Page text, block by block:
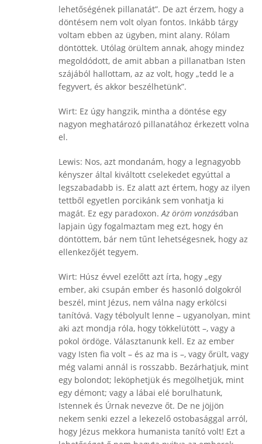
lehetőségének pillanatát”. De azt érzem, hogy a
döntésem nem volt olyan fontos. Inkább tárgy
voltam ebben az ügyben, mint alany. Rólam
döntöttek. Utólag örültem annak, ahogy mindez
megoldódott, de amit abban a pillanatban Isten
szájából hallottam, az az volt, hogy „tedd le a
fegyvert, és akkor beszélhetünk”.
Wirt: Ez úgy hangzik, mintha a döntése egy
nagyon meghatározó pillanatához érkezett volna
el.
Lewis: Nos, azt mondanám, hogy a legnagyobb
kényszer által kiváltott cselekedet egyúttal a
legszabadabb is. Ez alatt azt értem, hogy az ilyen
tettből egyetlen porcikánk sem vonhatja ki
magát. Ez egy paradoxon. Az öröm vonzásában
lapjain úgy fogalmaztam meg ezt, hogy én
döntöttem, bár nem tűnt lehetségesnek, hogy az
ellenkezőjét tegyem.
Wirt: Húsz évvel ezelőtt azt írta, hogy „egy
ember, aki csupán ember és hasonló dolgokról
beszél, mint Jézus, nem válna nagy erkölcsi
tanítóvá. Vagy tébolyult lenne – ugyanolyan, mint
aki azt mondja róla, hogy tökkelütött –, vagy a
pokol ördöge. Választanunk kell. Ez az ember
vagy Isten fia volt – és az ma is –, vagy őrült, vagy
még valami annál is rosszabb. Bezárhatjuk, mint
egy bolondot; leköphetjük és megölhetjük, mint
egy démont; vagy a lábai elé borulhatunk,
Istennek és Úrnak nevezve őt. De ne jöjjön
nekem senki ezzel a lekezelő ostobasággal arról,
hogy Jézus mekkora humanista tanító volt! Ezt a